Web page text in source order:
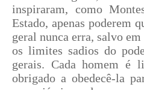
inspiraram, como
Estado, apenas poderem
geral nunca erra, salvo
os limites sadios do
gerais. Cada homem é
obrigado a obedecê-la